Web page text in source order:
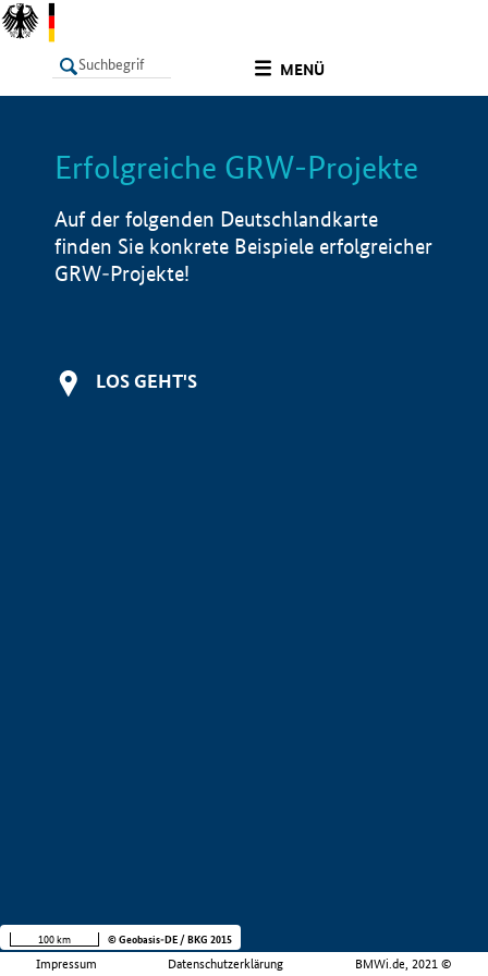
MENÜ
LISTE Info
Erfolgreiche GRW-Projekte
Auf der folgenden Deutschlandkarte
finden Sie konkrete Beispiele erfolgreicher
GRW-Projekte!
LOS GEHT'S
Impressum Datenschutzerklärung BMWi.de, 2021 ©
100 km © Geobasis-DE / BKG 2015